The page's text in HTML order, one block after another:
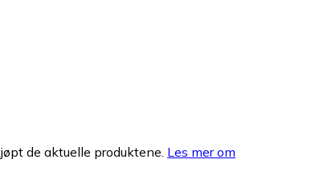
de aktuelle produktene. Les mer om